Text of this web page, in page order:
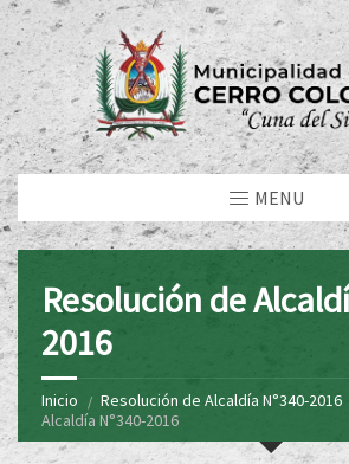
MENU
Resolución de
2016
Inicio Resolución de Alcaldía N°340-2016
Alcaldía N°340-2016